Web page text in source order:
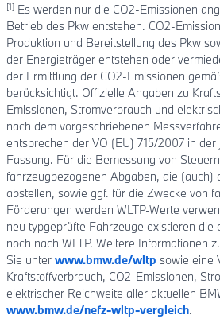
[1] Es werden nur die CO2-Emissionen
Betrieb des Pkw entstehen. CO2-
Produktion und Bereitstellung des Pkw
der Energieträger entstehen oder
der Ermittlung der CO2-Emissionen
berücksichtigt. Offizielle Angaben zu
Emissionen, Stromverbrauch und
nach dem vorgeschriebenen
entsprechen der VO (EU) 715/2007 in
Fassung. Für die Bemessung von
fahrzeugbezogenen Abgaben, die (auch)
abstellen, sowie ggf. für die Zwecke von
Förderungen werden WLTP-Werte
neu typgeprüfte Fahrzeuge existieren die
noch nach WLTP. Weitere Informationen
Sie unter www.bmw.de/wltp sowie eine
Kraftstoffverbrauch, CO2-Emissionen,
elektrischer Reichweite aller aktuellen
www.bmw.de/nefz-wltp-vergleich.